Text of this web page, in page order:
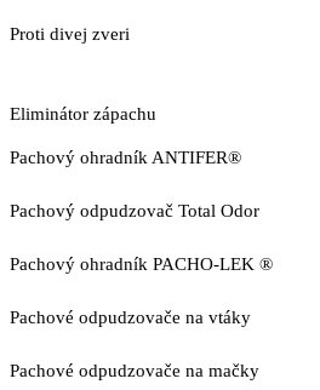
Proti divej zveri
Eliminátor zápachu
Pachový ohradník ANTIFER®
Pachový odpudzovač Total Odor
Pachový ohradník PACHO-LEK ®
Pachové odpudzovače na vtáky
Pachové odpudzovače na mačky